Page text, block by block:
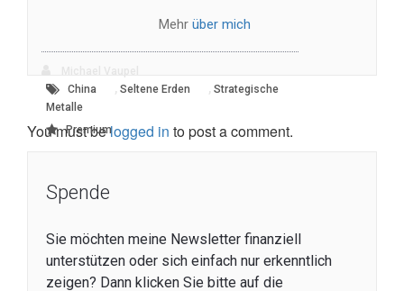
China
, Seltene Erden , Strategische
Metalle
Premium
Mehr über mich
You must belogged in to post a comment.
Spende
Sie möchten meine Newsletter finanziell
unterstützen oder sich einfach nur erkenntlich
zeigen? Dann klicken Sie bitte auf die